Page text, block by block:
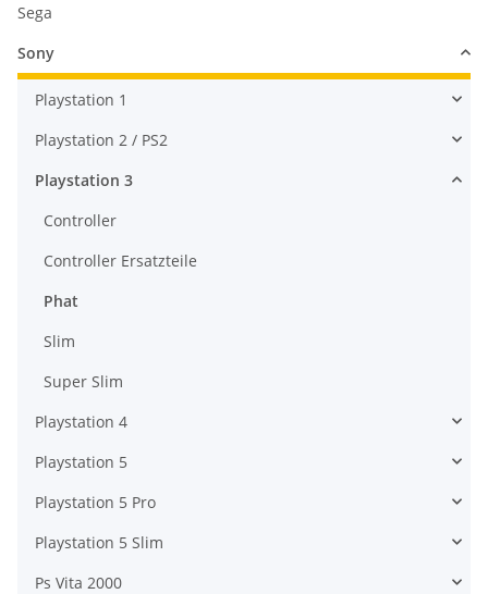
Sega
Sony
Playstation 1
Playstation 2 / PS2
Playstation 3
Controller
Controller Ersatzteile
Phat
Slim
Super Slim
Playstation 4
Playstation 5
Playstation 5 Pro
Playstation 5 Slim
Ps Vita 2000